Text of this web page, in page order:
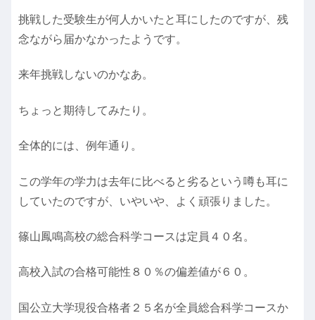
挑戦した受験生が何人かいたと耳にしたのですが、残
念ながら届かなかったようです。
来年挑戦しないのかなあ。
ちょっと期待してみたり。
全体的には、例年通り。
この学年の学力は去年に比べると劣るという噂も耳に
していたのですが、いやいや、よく頑張りました。
篠山鳳鳴高校の総合科学コースは定員４０名。
高校入試の合格可能性８０％の偏差値が６０。
国公立大学現役合格者２５名が全員総合科学コースか